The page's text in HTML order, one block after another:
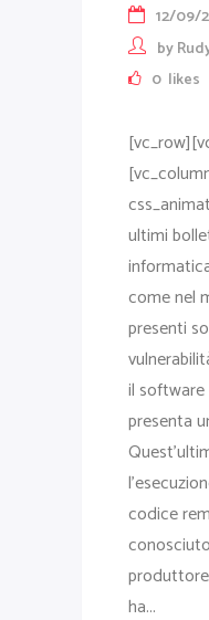
12/09/
by
0 likes
ultimi
come nel
presenti
il
presenta
codice
ha...